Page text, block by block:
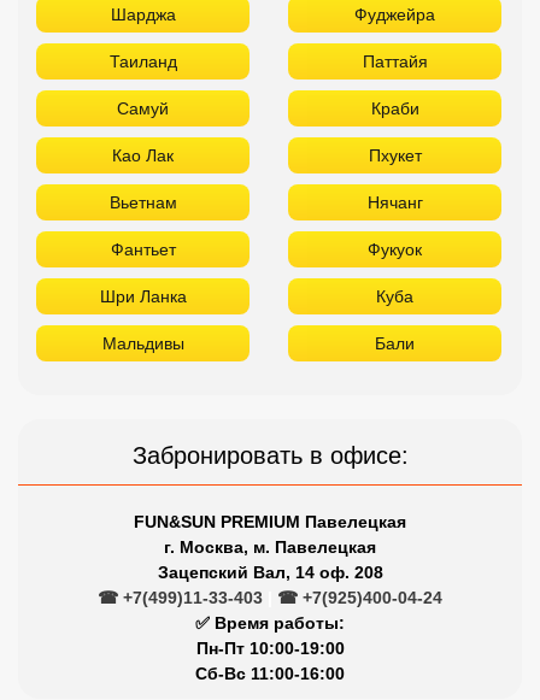
Шарджа Фуджейра
Таиланд Паттайя
Самуй Краби
Као Лак Пхукет
Вьетнам Нячанг
Фантьет Фукуок
Шри Ланка Куба
Мальдивы Бали
Забронировать в офисе:
FUN&SUN PREMIUM Павелецкая
г. Москва, м. Павелецкая
Зацепский Вал, 14 оф. 208
☎ +7(499)11-33-403
☎ +7(925)400-04-24
✅ Время работы:
Пн-Пт 10:00-19:00
Сб-Вс 11:00-16:00